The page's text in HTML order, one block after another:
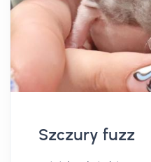
Szczury fuzz